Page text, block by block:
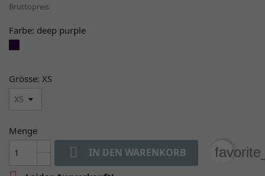
Bruttopreis
Farbe: deep purple
Grösse: XS
Menge
 IN DEN WARENKORB